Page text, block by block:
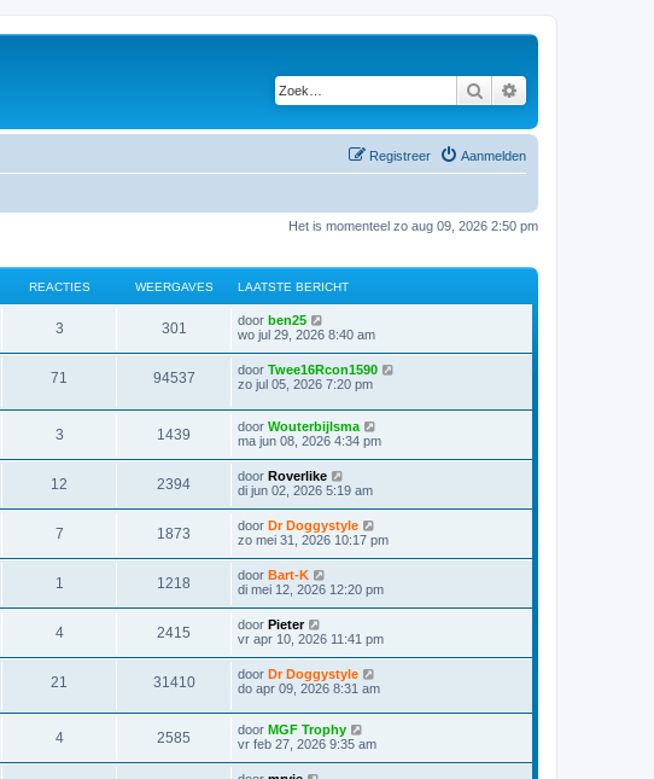
Zoek
Aanmelden
Registreer
Het is momenteel zo aug 09, 2026 2:50 pm
REACTIES WEERGAVES LAATSTE BERICHT
3 301 door ben25
wo jul 29, 2026 8:40 am
71 94537 door Twee16Rcon1590
zo jul 05, 2026 7:20 pm
3 1439 door Wouterbijlsma
ma jun 08, 2026 4:34 pm
12 2394 door Roverlike
di jun 02, 2026 5:19 am
7 1873 door Dr Doggystyle
zo mei 31, 2026 10:17 pm
1 1218 door Bart-K
di mei 12, 2026 12:20 pm
4 2415 door Pieter
vr apr 10, 2026 11:41 pm
21 31410 door Dr Doggystyle
do apr 09, 2026 8:31 am
4 2585 door MGF Trophy
vr feb 27, 2026 9:35 am